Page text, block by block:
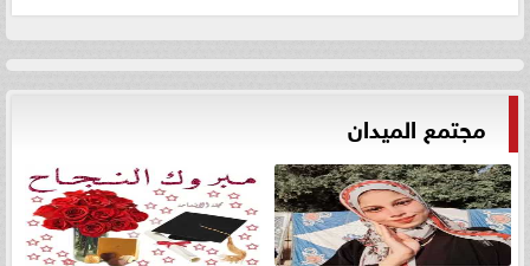
مجتمع الميدان